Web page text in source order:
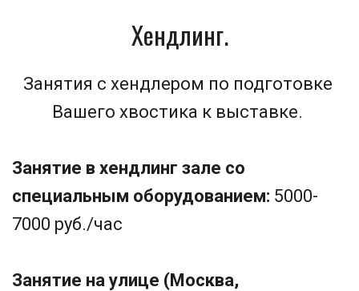
Хендлинг.
Занятия с хендлером по подготовке
Вашего хвостика к выставке.
Занятие в хендлинг зале со
специальным оборудованием: 5000-
7000 руб./час
Занятие на улице (Москва,